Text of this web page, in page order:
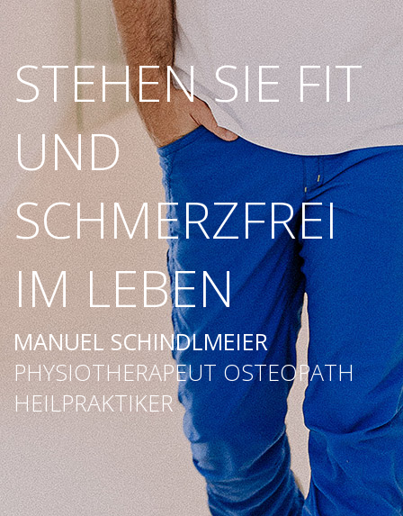
STEHEN SIE FIT
UND
SCHMERZFREI
IM LEBEN
MANUEL SCHINDLMEIER
PHYSIOTHERAPEUT OSTEOPATH
HEILPRAKTIKER